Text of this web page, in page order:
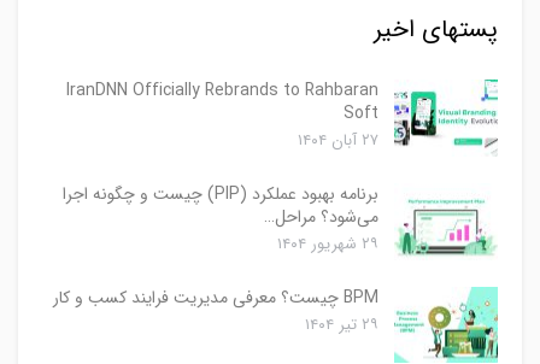
پستهای اخیر
IranDNN Officially Rebrands to Rahbaran
Soft
۲۷ آبان ۱۴۰۴
برنامه بهبود عملکرد (PIP) چیست و چگونه اجرا
می‌شود؟ مراحل…
۲۹ شهریور ۱۴۰۴
BPM چیست؟ معرفی مدیریت فرایند کسب و کار
۲۹ تیر ۱۴۰۴